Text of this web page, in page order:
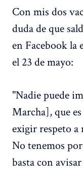
Con mis dos
duda de que
en Facebook la
el 23 de mayo:
"Nadie puede
Marcha], que
exigir respeto a
No tenemos
basta con